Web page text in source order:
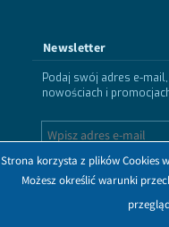
Newsletter
Podaj swój adres e-
nowościach i
Strona korzysta z plików Cookies
Możesz określić warunki